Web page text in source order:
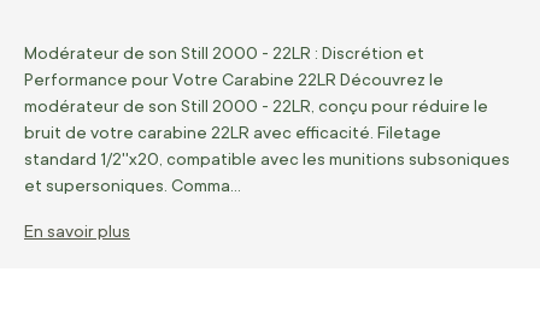
Modérateur de son Still 2000 - 22LR : Discrétion et
Performance pour Votre Carabine 22LR Découvrez le
modérateur de son Still 2000 - 22LR, conçu pour réduire le
bruit de votre carabine 22LR avec efficacité. Filetage
standard 1/2''x20, compatible avec les munitions subsoniques
et supersoniques. Comma…
En savoir plus